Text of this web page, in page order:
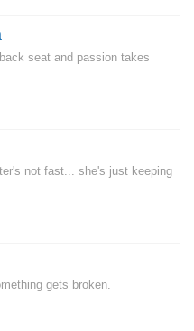
seat and passion takes
not fast... she's just keeping
gets broken.